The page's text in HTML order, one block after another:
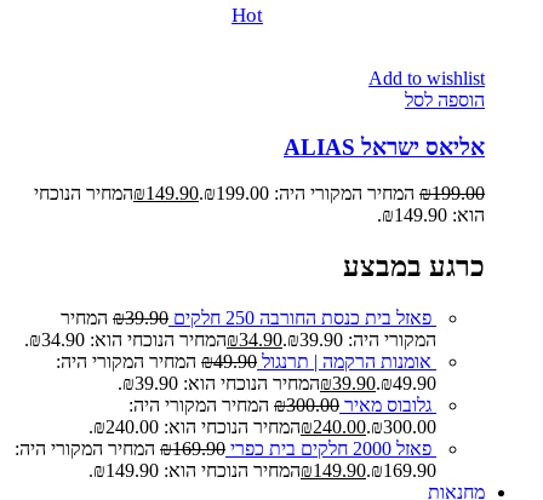
Hot
Add to wishlist
הוספה לסל
אליאס ישראל ALIAS
₪199.00 המחיר המקורי היה: ₪199.00. ₪149.90
המחיר הנוכחי
הוא: ₪149.90.
כרגע במבצע
פאזל בית כנסת החורבה 250 חלקים ₪39.90
המחיר
המקורי היה: ₪39.90.
₪34.90
המחיר הנוכחי הוא: ₪34.90.
אומנות הרקמה | תרנגול
₪49.90
המחיר המקורי היה:
₪49.90.
₪39.90
המחיר הנוכחי הוא: ₪39.90.
גלובוס מאיר
₪300.00
המחיר המקורי היה:
₪300.00.
₪240.00
המחיר הנוכחי הוא: ₪240.00.
פאזל 2000 חלקים בית כפרי
₪169.90
המחיר המקורי היה:
₪169.90.
₪149.90
המחיר הנוכחי הוא: ₪149.90.
מחנאות